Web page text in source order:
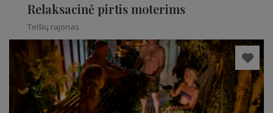
Relaksacinė pirtis moterims
Telšių rajonas